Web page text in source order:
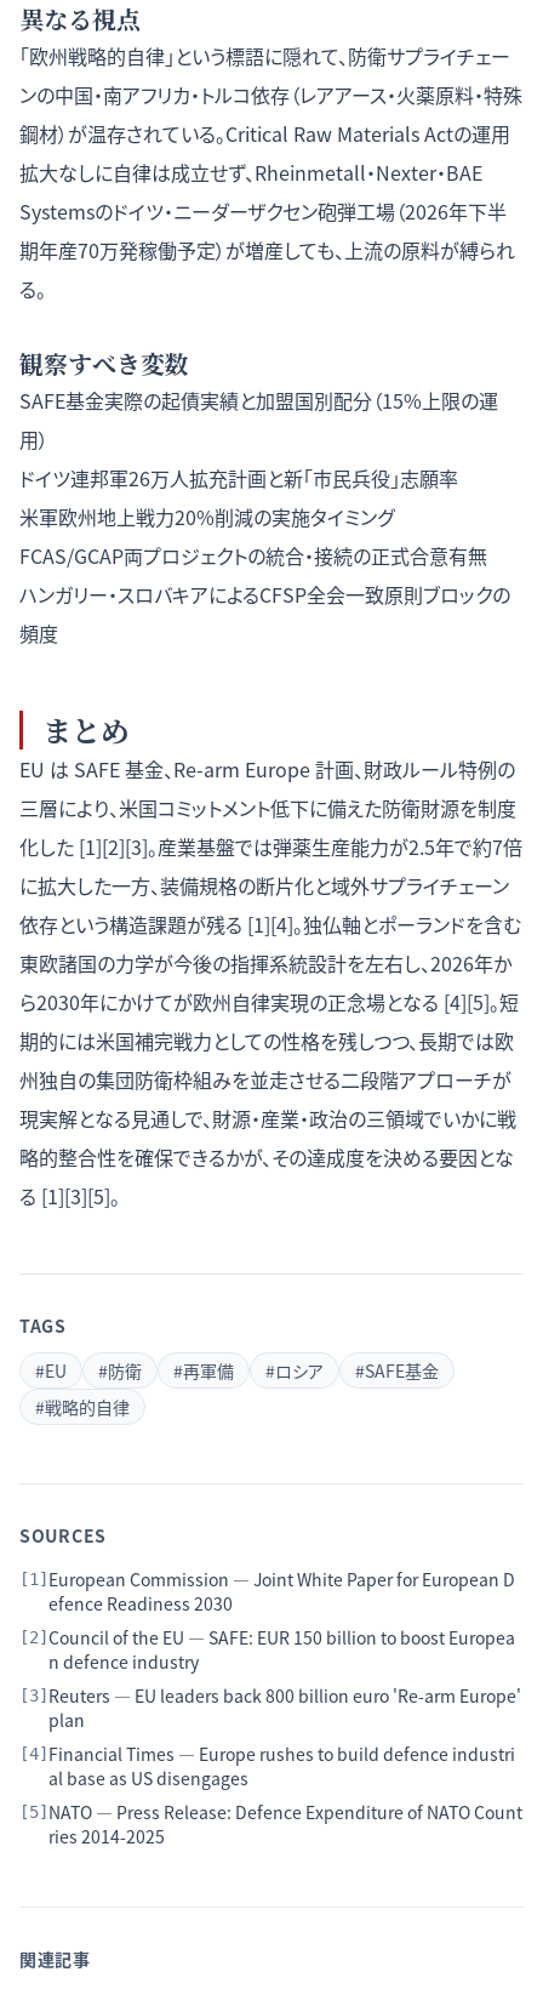
異なる視点
「欧州戦略的自律」という標語に隠れて、防衛サプライチェー
ンの中国・南アフリカ・トルコ依存（レアアース・火薬原料・特殊
鋼材）が温存されている。Critical Raw Materials Actの運用
拡大なしに自律は成立せず、Rheinmetall・Nexter・BAE
Systemsのドイツ・ニーダーザクセン砲弾工場（2026年下半
期年産70万発稼働予定）が増産しても、上流の原料が縛られ
る。
観察すべき変数
SAFE基金実際の起債実績と加盟国別配分（15%上限の運
用）
ドイツ連邦軍26万人拡充計画と新「市民兵役」志願率
米軍欧州地上戦力20%削減の実施タイミング
FCAS/GCAP両プロジェクトの統合・接続の正式合意有無
ハンガリー・スロバキアによるCFSP全会一致原則ブロックの
頻度
まとめ
EU は SAFE 基金、Re-arm Europe 計画、財政ルール特例の
三層により、米国コミットメント低下に備えた防衛財源を制度
化した [1][2][3]。産業基盤では弾薬生産能力が2.5年で約7倍
に拡大した一方、装備規格の断片化と域外サプライチェーン
依存という構造課題が残る [1][4]。独仏軸とポーランドを含む
東欧諸国の力学が今後の指揮系統設計を左右し、2026年か
ら2030年にかけてが欧州自律実現の正念場となる [4][5]。短
期的には米国補完戦力としての性格を残しつつ、長期では欧
州独自の集団防衛枠組みを並走させる二段階アプローチが
現実解となる見通しで、財源・産業・政治の三領域でいかに戦
略的整合性を確保できるかが、その達成度を決める要因とな
る [1][3][5]。
TAGS
#EU #防衛 #再軍備 #ロシア #SAFE基金
#戦略的自律
SOURCES
[1 ] European Commission — Joint White Paper for European D
efence Readiness 2030
[2] Council of the EU — SAFE: EUR 150 billion to boost Europea
n defence industry
[3] Reuters — EU leaders back 800 billion euro 'Re-arm Europe'
plan
[4] Financial Times — Europe rushes to build defence industri
al base as US disengages
[5] NATO — Press Release: Defence Expenditure of NATO Count
ries 2014-2025
関連記事